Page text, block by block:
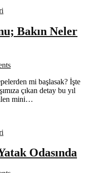
Bakın Neler
mi başlasak? İşte
çıkan detay bu yıl
mini…
Odasında